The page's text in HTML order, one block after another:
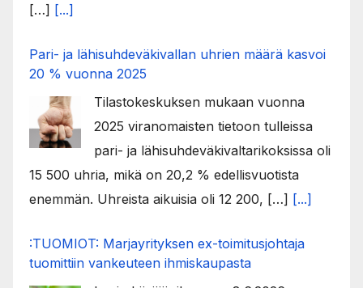
[…] [...]
Pari- ja lähisuhdeväkivallan uhrien määrä kasvoi
20 % vuonna 2025
Tilastokeskuksen mukaan vuonna
2025 viranomaisten tietoon tulleissa
pari- ja lähisuhdeväkivaltarikoksissa oli
15 500 uhria, mikä on 20,2 % edellisvuotista
enemmän. Uhreista aikuisia oli 12 200, […] [...]
:TUOMIOT: Marjayrityksen ex-toimitusjohtaja
tuomittiin vankeuteen ihmiskaupasta